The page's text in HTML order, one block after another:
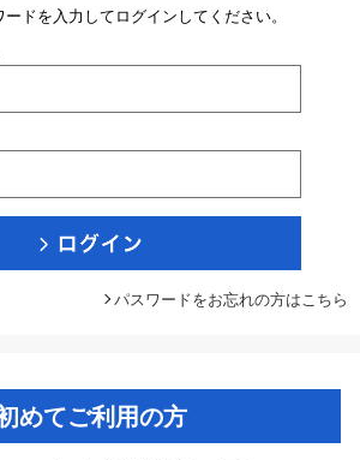
ドを入力してログインしてください。
パスワードをお忘れの方はこちら
めてご利用の方